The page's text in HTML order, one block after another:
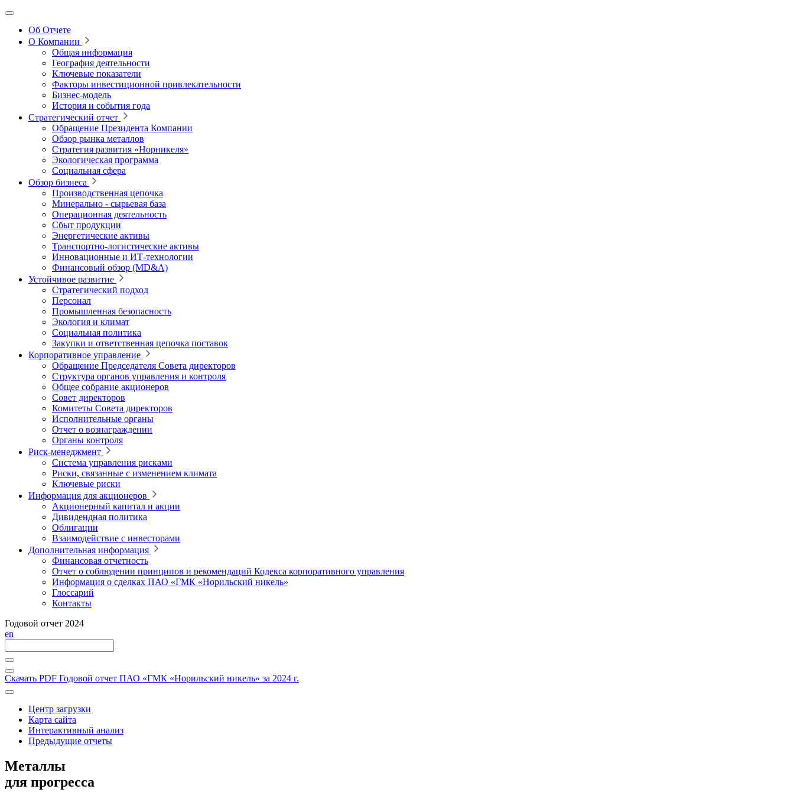
Об Отчете
О Компании
Общая информация
География деятельности
Ключевые показатели
Факторы инвестиционной привлекательности
Бизнес-модель
История и события года
Стратегический отчет
Обращение Президента Компании
Обзор рынка металлов
Стратегия развития «Норникеля»
Экологическая программа
Социальная сфера
Обзор бизнеса
Производственная цепочка
Минерально ‑ сырьевая база
Операционная деятельность
Сбыт продукции
Энергетические активы
Транспортно-логистические активы
Инновационные и ИТ‑технологии
Финансовый обзор (MD&A)
Устойчивое развитие
Стратегический подход
Персонал
Промышленная безопасность
Экология и климат
Социальная политика
Закупки и ответственная цепочка поставок
Корпоративное управление
Обращение Председателя Совета директоров
Структура органов управления и контроля
Общее собрание акционеров
Совет директоров
Комитеты Совета директоров
Исполнительные органы
Отчет о вознаграждении
Органы контроля
Риск-менеджмент
Система управления рисками
Риски, связанные с изменением климата
Ключевые риски
Информация для акционеров
Акционерный капитал и акции
Дивидендная политика
Облигации
Взаимодействие с инвесторами
Дополнительная информация
Финансовая отчетность
Отчет о соблюдении принципов и рекомендаций Кодекса корпоративного управления
Информация о сделках ПАО «ГМК «Норильский никель»
Глоссарий
Контакты
Годовой отчет 2024
en
Скачать PDF Годовой отчет ПАО «ГМК «Норильский никель» за 2024 г.
Центр загрузки
Карта сайта
Интерактивный анализ
Предыдущие отчеты
Металлы
для прогресса